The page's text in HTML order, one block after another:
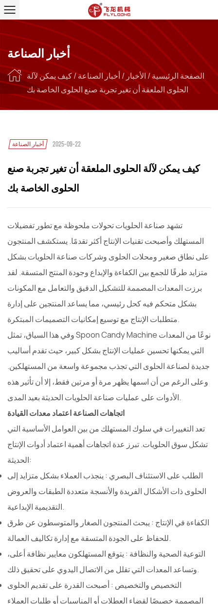
أخبار الصناعة
الصفحة الرئيسية/الأخبار/أخبار الصناعة/كيف يمكن لآلة
الحلوى الملعقة أن تغير تجربة صنع الحلوى الخاصة بك
أخبار الصناعة 2025-09-22
كيف يمكن لآلة الحلوى الملعقة أن تغير تجربة صنع
الحلوى الخاصة بك
تشهد صناعة الحلويات تحولات ملحوظة مع تطور تفضيلات
المستهلك وأصبحت تقنيات الإنتاج أكثر تقدمًا. يستكشف المنتجون
على نطاق صغير ومحلات الحلوى وشركات صناعة الحلويات بشكل
متزايد طرقًا للجمع بين الكفاءة والإبداع وجودة المنتج المتسقة. لقد
برزت المعدات المصممة للتشكيل الدقيق والتعامل مع المكونات
بشكل متحكم فيه كحل رئيسي، مما يساعد المنتجين على إدارة
متطلبات الإنتاج مع توسيع إمكانيات التصميمات المبتكرة.
وفي هذا السياق، تمثل Spoon Candy Machine نوعًا من المعدات
التي يمكنها تحسين عمليات الإنتاج بشكل كبير، حيث تقدم أساليب
جديدة لصناعة الحلوى التي تجذب مجموعة واسعة من المستهلكين.
وعلى الرغم من أن اسمها يظهر مرة أو مرتين فقط، إلا أن تأثير هذه
الأدوات على عمليات صناعة الحلويات الحديثة بعيد المدى.
اتجاهات الصناعة اعتماد معدات القيادة
تعد التغييرات في سلوك المستهلك من بين العوامل الأساسية التي
تشكل سوق الحلويات. تبرز عدة اتجاهات أهمية اعتماد أدوات الإنتاج
الحديثة:
الطلب على الاستئناف البصري : ينجذب العملاء بشكل متزايد إلى
الحلوى ذات الأشكال الفريدة والأنسجة متعددة الطبقات والعروض
التقديمية الإبداعية.
الكفاءة في الإنتاج : يبحث المنتجون الصغار والمتوسطون عن طرق
للحفاظ على الجودة المتسقة مع إدارة تكاليف العمالة.
التوعية الصحية والنظافة : يتوقع المستهلكون معايير نظافة أعلى،
وتساعد المعدات التي تقلل من الاتصال اليدوي على تحقيق ذلك.
التخصيص والتخصيص : أصبحت القدرة على تقديم الحلوى
المصممة خصيصًا لقضاء العطلات أو المناسبات أو طلبات العملاء